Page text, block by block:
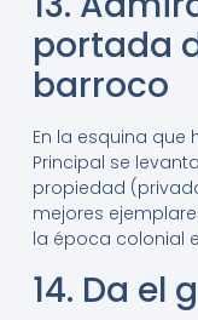
portada
barroco
En la esquina que
Principal se
propiedad
mejores
la época colonial
14. Da el